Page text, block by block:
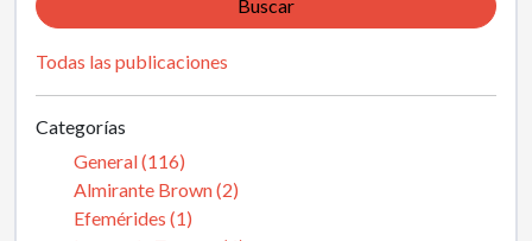
Buscar
Todas las publicaciones
Categorías
General (116)
Almirante Brown (2)
Efemérides (1)